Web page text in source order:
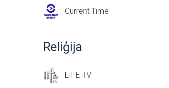
Current Time
Reliģija
LIFE TV